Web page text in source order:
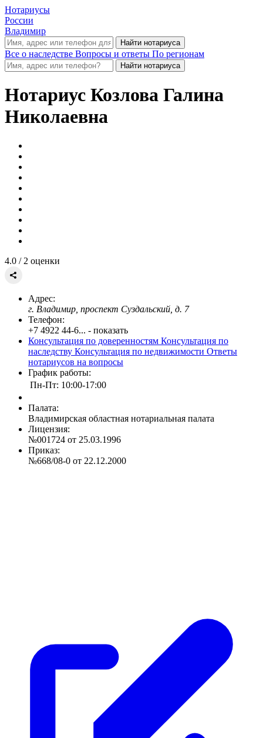
Нотариусы
России
Владимир
Все о наследстве Вопросы и ответы По регионам
Нотариус Козлова Галина
Николаевна
4.0 / 2 оценки
Адрес:
г. Владимир, проспект Суздальский, д. 7
Телефон:
+7 4922 44-6... - показать
Консультация по доверенностям Консультация по
наследству Консультация по недвижимости Ответы
нотариусов на вопросы
График работы:
Пн-Пт: 10:00-17:00
Палата:
Владимирская областная нотариальная палата
Лицензия:
№001724 от 25.03.1996
Приказ:
№668/08-0 от 22.12.2000